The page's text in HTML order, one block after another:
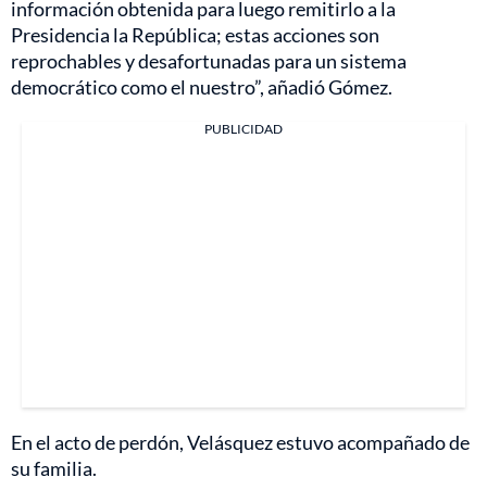
información obtenida para luego remitirlo a la
Presidencia la República; estas acciones son
reprochables y desafortunadas para un sistema
democrático como el nuestro”, añadió Gómez.
PUBLICIDAD
En el acto de perdón, Velásquez estuvo acompañado de
su familia.